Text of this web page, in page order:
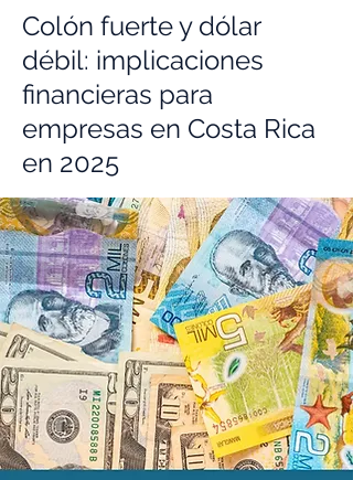
Colón fuerte y dólar
débil: implicaciones
financieras para
empresas en Costa Rica
en 2025